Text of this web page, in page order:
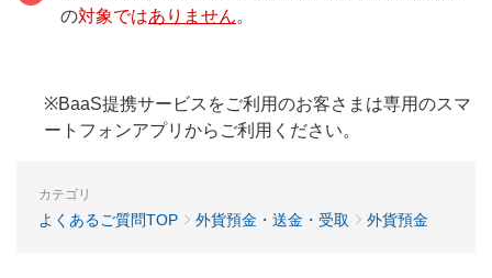
の対象ではありません。
※BaaS提携サービスをご利用のお客さまは専用のスマ
ートフォンアプリからご利用ください。
カテゴリ
よくあるご質問TOP 外貨預金・送金・受取 外貨預金